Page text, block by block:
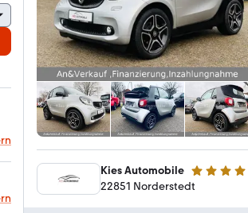
Kies Automobile 4.8 Sterne
22851 Norderstedt